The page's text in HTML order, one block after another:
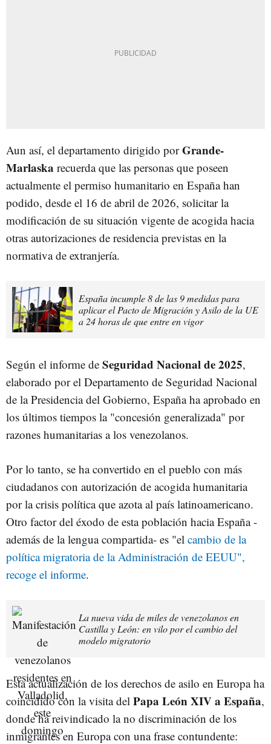
Aun así, el departamento dirigido porGrande-
Marlaska recuerda que las personas que poseen
actualmente el permiso humanitario en España han
podido, desde el 16 de abril de 2026, solicitar la
modificación de su situación vigente de acogida hacia
otras autorizaciones de residencia previstas en la
normativa de extranjería.
España incumple 8 de las 9 medidas para
aplicar el Pacto de Migración y Asilo de la UE
a 24 horas de que entre en vigor
Según el informe de Seguridad Nacional de 2025,
elaborado por el Departamento de Seguridad Nacional
de la Presidencia del Gobierno, España ha aprobado en
los últimos tiempos la "concesión generalizada" por
razones humanitarias a los venezolanos.
Por lo tanto, se ha convertido en el pueblo con más
ciudadanos con autorización de acogida humanitaria
por la crisis política que azota al país latinoamericano.
Otro factor del éxodo de esta población hacia España -
además de la lengua compartida- es "el cambio de la
política migratoria de la Administración de EEUU",
recoge el informe.
La nueva vida de miles de venezolanos en
Castilla y León: en vilo por el cambio del
modelo migratorio
Esta actualización de los derechos de asilo en Europa ha
coincidido con la visita del Papa León XIV a España,
donde ha reivindicado la no discriminación de los
inmigrantes en Europa con una frase contundente: